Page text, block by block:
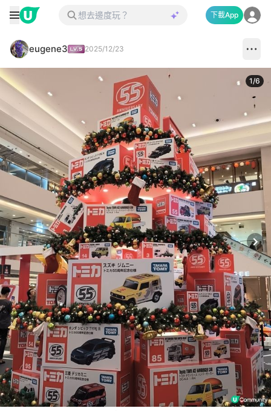
下載App
eugene3 2025/12/23
1/6